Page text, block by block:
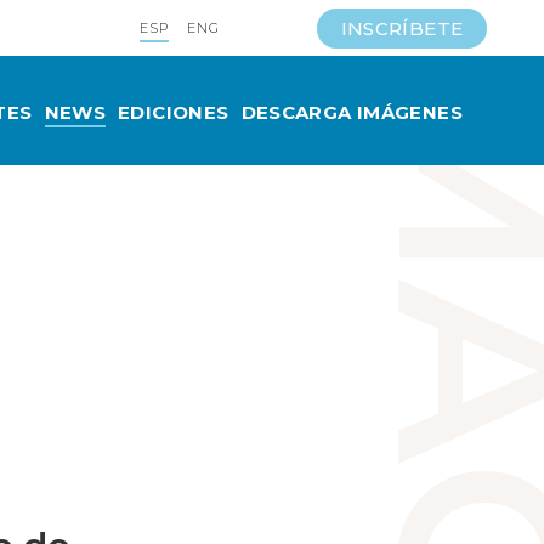
ESP ENG INSCRÍBETE
NEWS EDICIONES DESCARGA IMÁGENES